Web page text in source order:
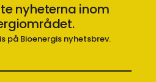
nyheterna inom
på Bioenergis nyhetsbrev.